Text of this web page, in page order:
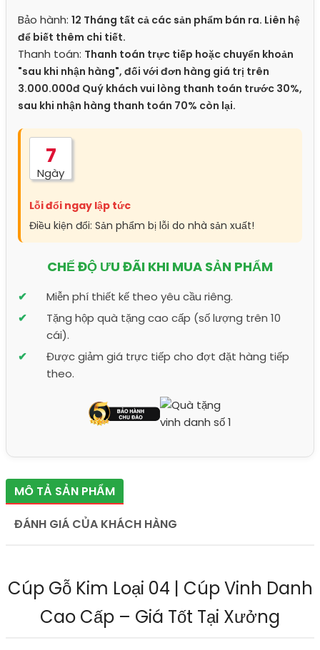
Bảo hành: 12 Tháng tất cả các sản phẩm bán ra. Liên hệ
để biết thêm chi tiết.
Thanh toán: Thanh toán trực tiếp hoặc chuyển khoản
"sau khi nhận hàng", đối với đơn hàng giá trị trên
3.000.000đ Quý khách vui lòng thanh toán trước 30%,
sau khi nhận hàng thanh toán 70% còn lại.
7
Ngày
Lỗi đổi ngay lập tức
Điều kiện đổi: Sản phẩm bị lỗi do nhà sản xuất!
CHẾ ĐỘ ƯU ĐÃI KHI MUA SẢN PHẨM
Miễn phí thiết kế theo yêu cầu riêng.
Tặng hộp quà tặng cao cấp (số lượng trên 10
cái).
Được giảm giá trực tiếp cho đợt đặt hàng tiếp
theo.
MÔ TẢ SẢN PHẨM
ĐÁNH GIÁ CỦA KHÁCH HÀNG
Cúp Gỗ Kim Loại 04 | Cúp Vinh Danh
Cao Cấp – Giá Tốt Tại Xưởng